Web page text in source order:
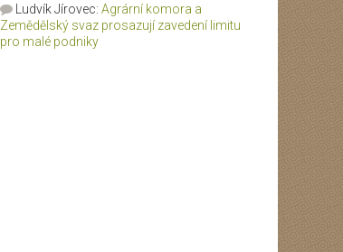
Ludvík Jírovec: Agrární komora a
Zemědělský svaz prosazují zavedení limitu
pro malé podniky